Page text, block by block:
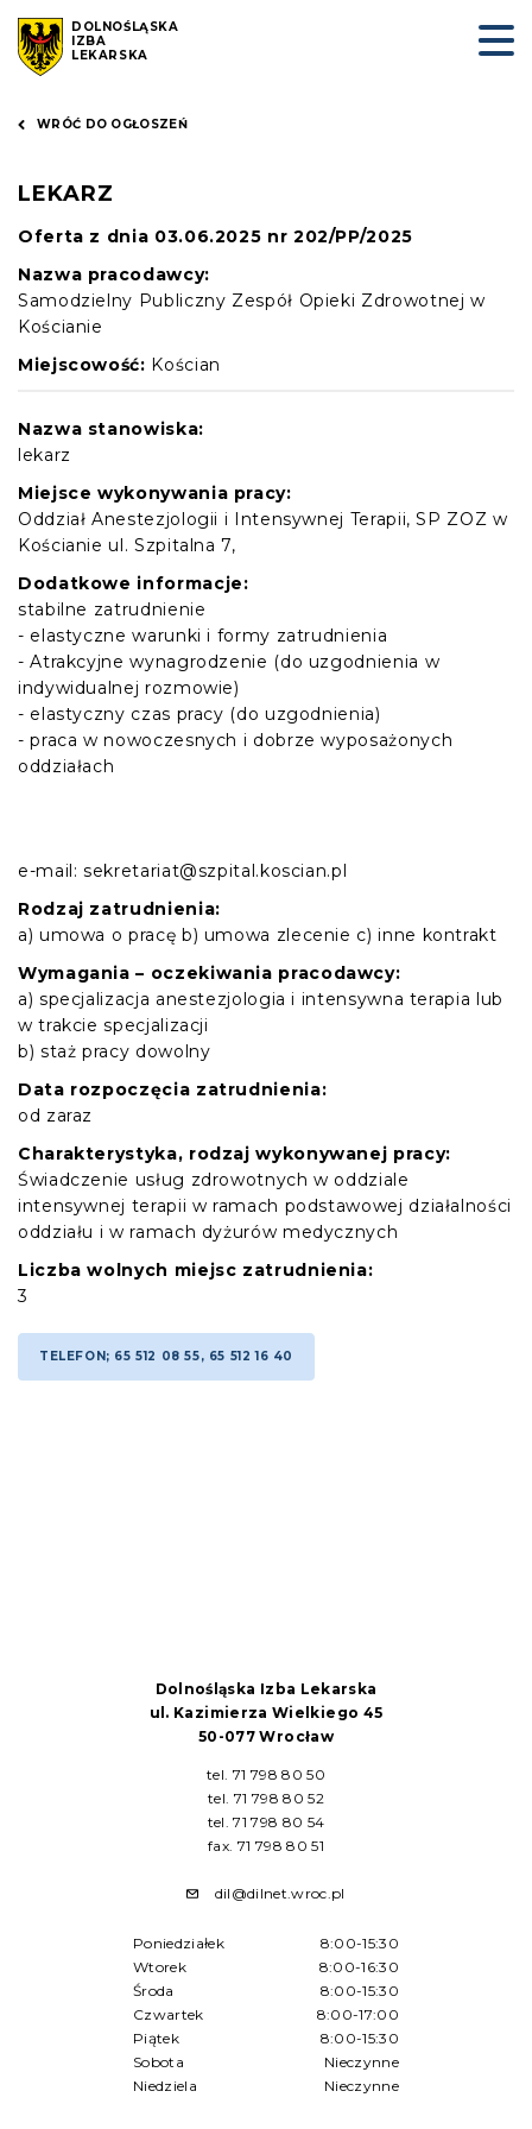
DOLNOŚLĄSKA
IZBA
LEKARSKA
WRÓĆ DO OGŁOSZEŃ
LEKARZ
Oferta z dnia 03.06.2025 nr 202/PP/2025
Nazwa pracodawcy:
Samodzielny Publiczny Zespół Opieki Zdrowotnej w
Kościanie
Miejscowość: Kościan
Nazwa stanowiska:
lekarz
Miejsce wykonywania pracy:
Oddział Anestezjologii i Intensywnej Terapii, SP ZOZ w
Kościanie ul. Szpitalna 7,
Dodatkowe informacje:
stabilne zatrudnienie
- elastyczne warunki i formy zatrudnienia
- Atrakcyjne wynagrodzenie (do uzgodnienia w
indywidualnej rozmowie)
- elastyczny czas pracy (do uzgodnienia)
- praca w nowoczesnych i dobrze wyposażonych
oddziałach
e-mail: sekretariat@szpital.koscian.pl
Rodzaj zatrudnienia:
a) umowa o pracę b) umowa zlecenie c) inne kontrakt
Wymagania – oczekiwania pracodawcy:
a) specjalizacja anestezjologia i intensywna terapia lub
w trakcie specjalizacji
b) staż pracy dowolny
Data rozpoczęcia zatrudnienia:
od zaraz
Charakterystyka, rodzaj wykonywanej pracy:
Świadczenie usług zdrowotnych w oddziale
intensywnej terapii w ramach podstawowej działalności
oddziału i w ramach dyżurów medycznych
Liczba wolnych miejsc zatrudnienia:
3
TELEFON; 65 512 08 55, 65 512 16 40
Dolnośląska Izba Lekarska
ul. Kazimierza Wielkiego 45
50-077 Wrocław
tel. 71 798 80 50
tel. 71 798 80 52
tel. 71 798 80 54
fax. 71 798 80 51
dil@dilnet.wroc.pl
Poniedziałek
8:00-15:30
Wtorek
8:00-16:30
Środa
8:00-15:30
Czwartek
8:00-17:00
Piątek
8:00-15:30
Sobota
Nieczynne
Niedziela
Nieczynne